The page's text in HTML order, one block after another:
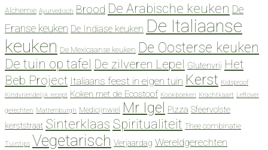
Alchemie Ayurvedisch Brood De Arabische keuken De
Franse keuken De Indiase keuken De Italiaanse
keuken De Mexicaanse keuken De Oosterse keuken
De tuin op tafel De zilveren Lepel Glutenvrij Het
Beb Project Italiaans feest in eigen tuin Kerst Kidsproof
Kindvriendelijk recept Koken met de Ecostoof Kookboeken Krachtkaart Leftover
gerechten Mattemburgh Medicijnwiel Mr Igel Pizza Sfeervolste
kerststraat Sinterklaas Spiritualiteit Thee combinatie
Tuintips Vegetarisch Verjaardag Wereldgerechten